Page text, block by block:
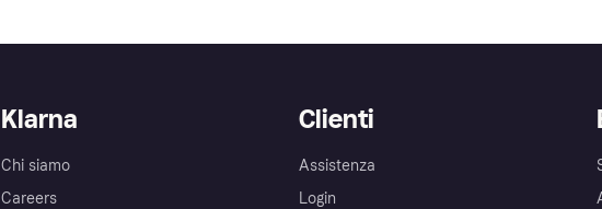
Klarna
Chi siamo
Careers
Clienti
Assistenza
Login